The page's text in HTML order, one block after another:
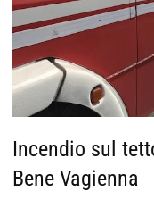
Incendio sul
Bene Vagienna